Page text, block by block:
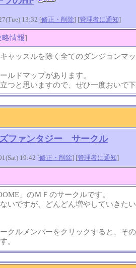
13:32 [修正・削除] [管理者に通知]
略情報]
ャッスルを除く全てのダンジョンマ
ルドマップがあります。
つと思いますので、ぜひ一度おいで
ファンタジー サークル
19:42 [修正・削除] [管理者に通知]
」のＭＦのサークルです。
いですが、どんどん増やしていきた
クルメンバーをクリックすると、そ
。